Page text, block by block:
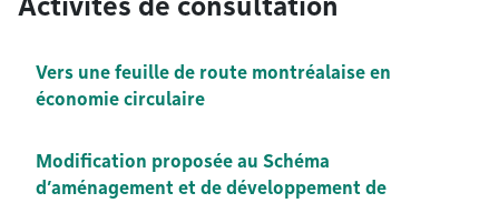
Vers une feuille de route montréalaise en
économie circulaire
Modification proposée au Schéma
d’aménagement et de développement de